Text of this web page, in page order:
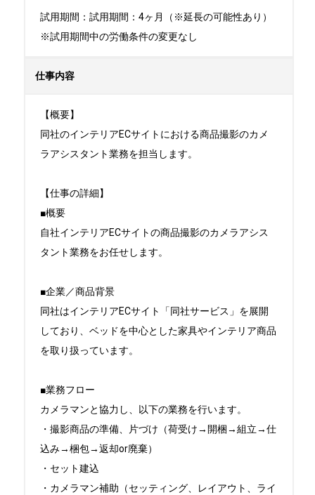
試用期間：試用期間：4ヶ月（※延長の可能性あり）
※試用期間中の労働条件の変更なし
仕事内容
【概要】
同社のインテリアECサイトにおける商品撮影のカメ
ラアシスタント業務を担当します。
【仕事の詳細】
■概要
自社インテリアECサイトの商品撮影のカメラアシス
タント業務をお任せします。
■企業／商品背景
同社はインテリアECサイト「同社サービス」を展開
しており、ベッドを中心とした家具やインテリア商品
を取り扱っています。
■業務フロー
カメラマンと協力し、以下の業務を行います。
・撮影商品の準備、片づけ（荷受け→開梱→組立→仕
込み→梱包→返却or廃棄）
・セット建込
・カメラマン補助（セッティング、レイアウト、ライ